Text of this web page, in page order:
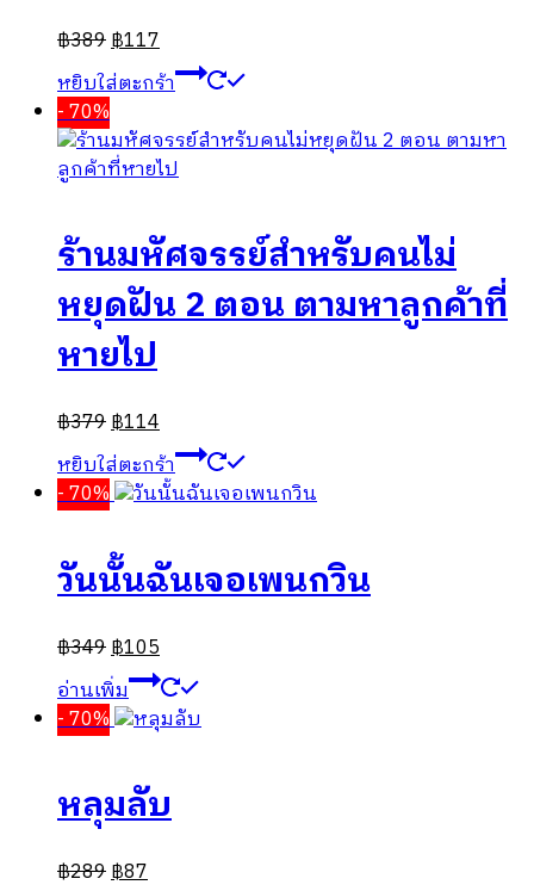
฿389฿117
หยิบใส่ตะกร้า
- 70%
ร้านมหัศจรรย์สำหรับคนไม่
หยุดฝัน 2 ตอน ตามหาลูกค้าที่
หายไป
฿379฿114
หยิบใส่ตะกร้า
- 70%
วันนั้นฉันเจอเพนกวิน
฿349฿105
อ่านเพิ่ม
- 70%
หลุมลับ
฿289฿87